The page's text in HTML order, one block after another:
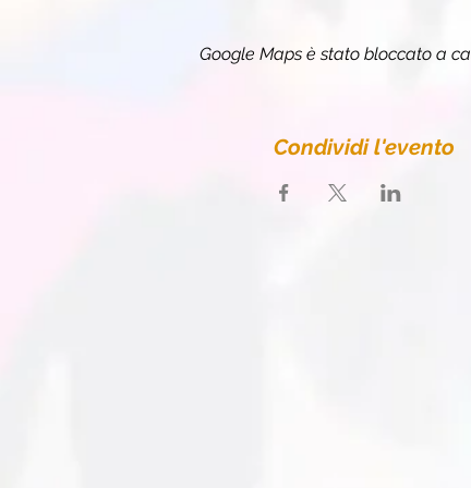
Google Maps è stato bloccato a
Condividi l'evento